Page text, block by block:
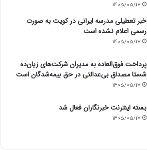
1405/05/17
خبر تعطیلی مدرسه ایرانی در کویت به صورت
رسمی اعلام نشده است
1405/05/17
پرداخت فوق‌العاده به مدیران شرکت‌های زیان‌ده
شستا مصداق بی‌عدالتی در حق بیمه‌شدگان است
1405/05/17
بسته اینترنت خبرنگاران فعال شد
1405/05/17